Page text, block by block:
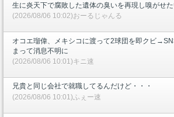
生に炎天下で腐敗した遺体の臭いを再現し嗅がせた
(2026/08/06 10:02)おーるじゃんる
オコエ瑠偉、メキシコに渡って2球団を即クビ
まって消息不明に
(2026/08/06 10:01)キニ速
兄貴と同じ会社で就職してるんだけど・・・
(2026/08/06 10:01)ふぇー速